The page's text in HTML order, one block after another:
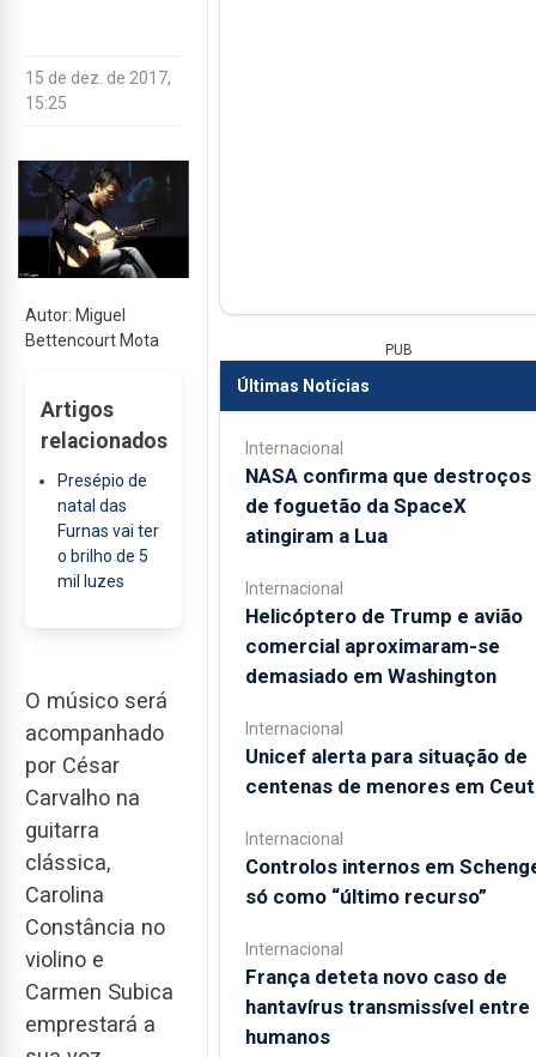
15 de dez. de 2017,
15:25
Autor: Miguel
Bettencourt Mota
Artigos
relacionados
Presépio de
natal das
Furnas vai ter
o brilho de 5
mil luzes
O músico será
acompanhado
por César
Carvalho na
guitarra
clássica,
Carolina
Constância no
violino e
Carmen Subica
emprestará a
PUB
Últimas Notícias
Internacional
NASA confirma que destroços
de foguetão da SpaceX
atingiram a Lua
Internacional
Helicóptero de Trump e avião
comercial aproximaram-se
demasiado em Washington
Internacional
Unicef alerta para situação de
centenas de menores em
Internacional
Controlos internos em
só como “último recurso”
Internacional
França deteta novo caso de
hantavírus transmissível entre
humanos